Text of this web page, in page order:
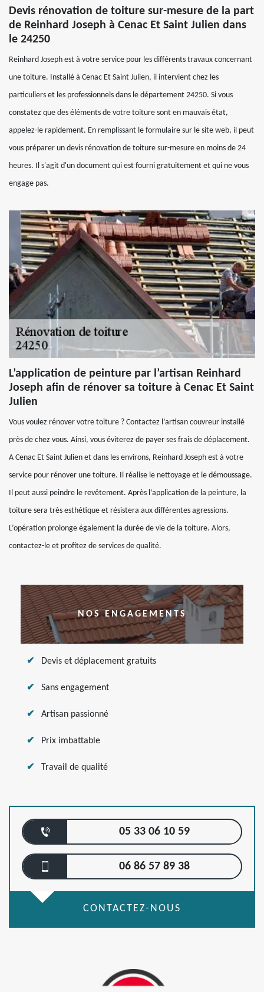
Devis rénovation de toiture sur-mesure de la part
de Reinhard Joseph à Cenac Et Saint Julien dans
le 24250
Reinhard Joseph est à votre service pour les différents travaux concernant
une toiture. Installé à Cenac Et Saint Julien, il intervient chez les
particuliers et les professionnels dans le département 24250. Si vous
constatez que des éléments de votre toiture sont en mauvais état,
appelez-le rapidement. En remplissant le formulaire sur le site web, il peut
vous préparer un devis rénovation de toiture sur-mesure en moins de 24
heures. Il s'agit d'un document qui est fourni gratuitement et qui ne vous
engage pas.
L’application de peinture par l’artisan Reinhard
Joseph afin de rénover sa toiture à Cenac Et Saint
Julien
Vous voulez rénover votre toiture ? Contactez l’artisan couvreur installé
près de chez vous. Ainsi, vous éviterez de payer ses frais de déplacement.
A Cenac Et Saint Julien et dans les environs, Reinhard Joseph est à votre
service pour rénover une toiture. Il réalise le nettoyage et le démoussage.
Il peut aussi peindre le revêtement. Après l’application de la peinture, la
toiture sera très esthétique et résistera aux différentes agressions.
L’opération prolonge également la durée de vie de la toiture. Alors,
contactez-le et profitez de services de qualité.
NOS ENGAGEMENTS
Devis et déplacement gratuits
Sans engagement
Artisan passionné
Prix imbattable
Travail de qualité
05 33 06 10 59
06 86 57 89 38
CONTACTEZ-NOUS